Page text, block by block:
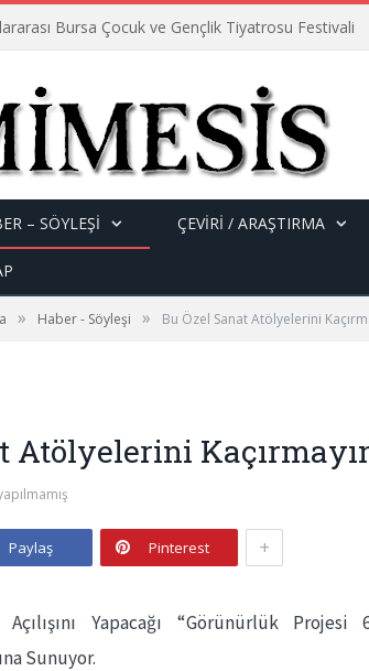
Bursa Çocuk ve Gençlik Tiyatrosu Festivali
– SÖYLEŞI ÇEVİRİ / ARAŞTIRMA
» Haber - Söyleşi » Bu Özel Sanat Atölyelerini
Atölyelerini
Paylaş Pinterest +
Yapacağı “Görünürlük
Sunuyor.